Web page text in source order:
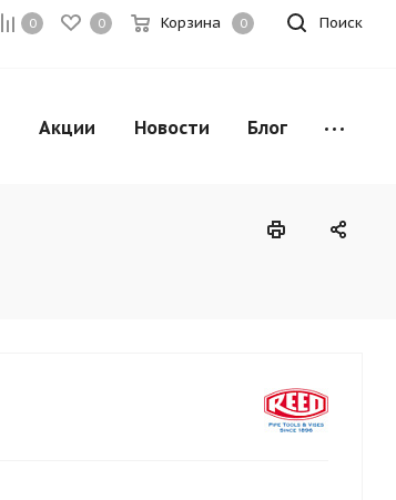
Поиск
0 0 Корзина 0
Акции Новости Блог